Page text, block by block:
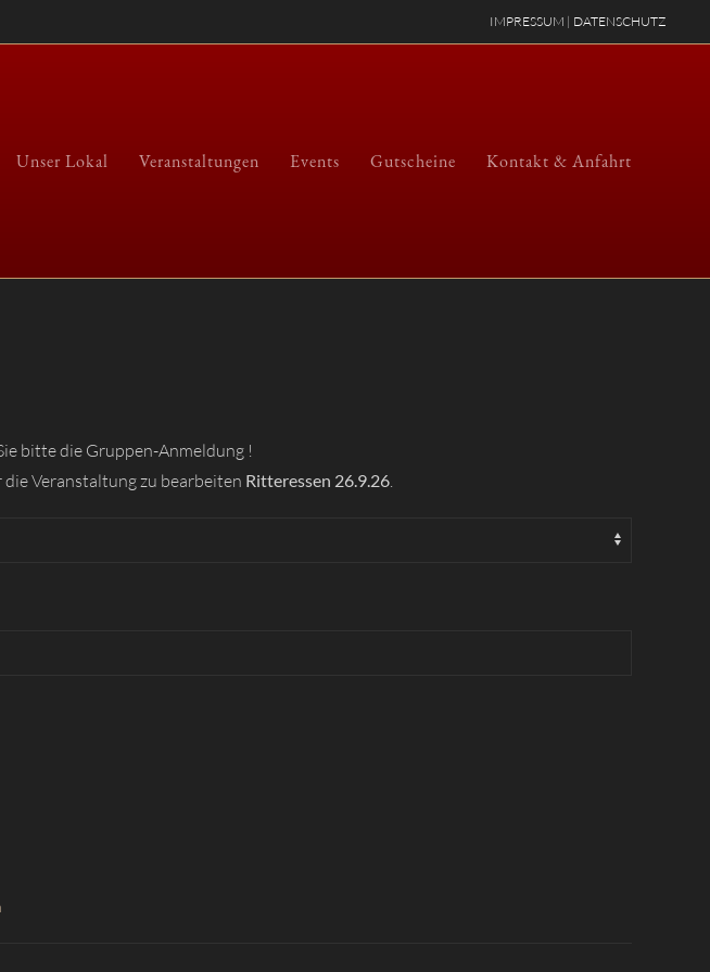
IMPRESSUM | DATENSCHUTZ
Unser Lokal Veranstaltungen Events Gutscheine Kontakt & Anfahrt
bitte die Gruppen-Anmeldung !
Veranstaltung zu bearbeiten Ritteressen 26.9.26.